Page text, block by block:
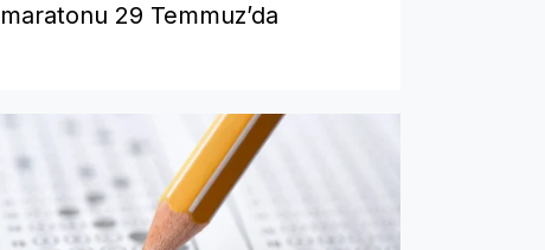
maratonu 29 Temmuz’da